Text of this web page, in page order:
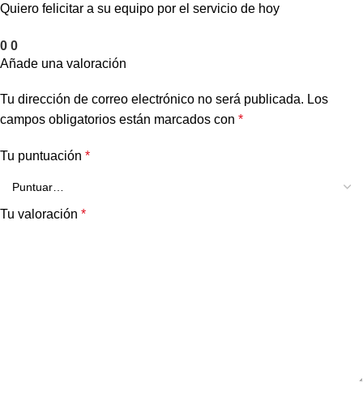
Quiero felicitar a su equipo por el servicio de hoy
0 0
Añade una valoración
Tu dirección de correo electrónico no será publicada. Los
campos obligatorios están marcados con *
Tu puntuación *
Tu valoración *